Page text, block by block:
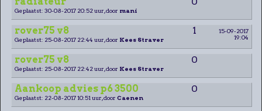
Geplaatst: 30-08-2017 20:52 uur, door mani
rover75 v8 1
15-09-2017
19:04
Geplaatst: 25-08-2017 22:44 uur, door Kees Straver
rover75 v8 0
Geplaatst: 25-08-2017 22:42 uur, door Kees Straver
Aankoop advies p6 3500 0
Geplaatst: 22-08-2017 10:51 uur, door Caenen